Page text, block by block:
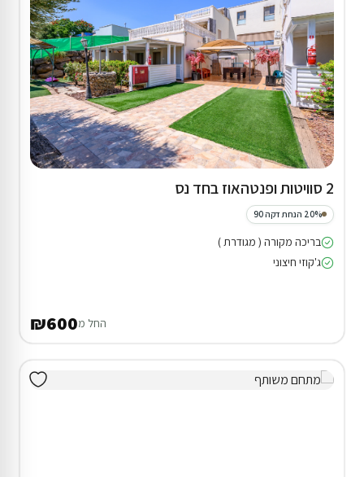
2 סוויטות ופנטהאוז בחד נס
20% הנחת דקה 90
בריכה מקורה ( מגודרת )
ג'קוזי חיצוני
החל מ₪600